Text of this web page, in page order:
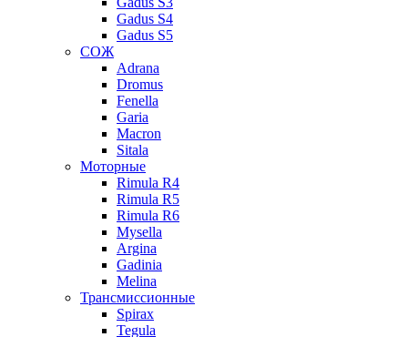
Gadus S4
Gadus S5
СОЖ
Adrana
Dromus
Fenella
Garia
Macron
Sitala
Моторные
Rimula R4
Rimula R5
Rimula R6
Mysella
Argina
Gadinia
Melina
Трансмиссионные
Spirax
Tegula